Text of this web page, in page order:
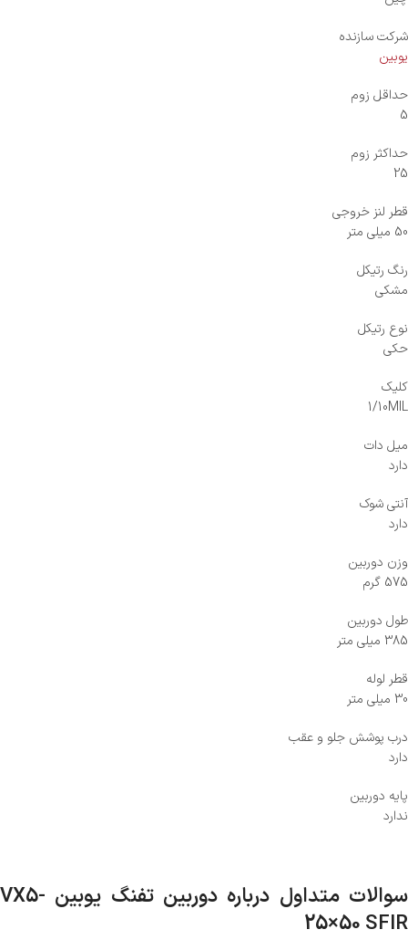
شرکت سازنده
یوبین
حداقل زوم
5
حداکثر زوم
25
قطر لنز خروجی
50 میلی متر
رنگ رتیکل
مشکی
نوع رتیکل
حکی
کلیک
1/10MIL
میل دات
دارد
آنتی شوک
دارد
وزن دوربین
575 گرم
طول دوربین
385 میلی متر
قطر لوله
30 میلی متر
درب پوشش جلو و عقب
دارد
پایه دوربین
ندارد
سوالات متداول درباره دوربین تفنگ یوبین VX5-
25×50 SFIR